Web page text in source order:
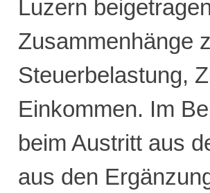
Luzern
Zusammenhänge
Steuerbelastung,
Einkommen. Im
beim Austritt aus
aus den